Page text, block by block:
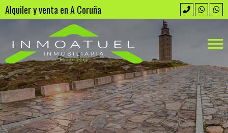
Alquiler y venta en A Coruña